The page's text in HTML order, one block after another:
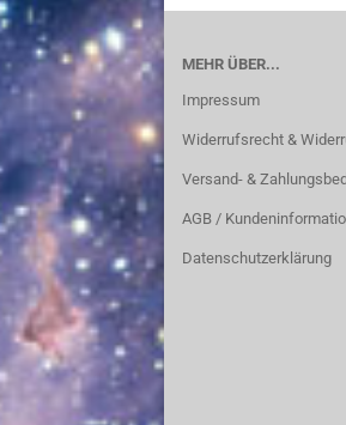
MEHR ÜBER...
Impressum
Widerrufsrecht &
Versand- &
AGB /
Datenschutzerklärung